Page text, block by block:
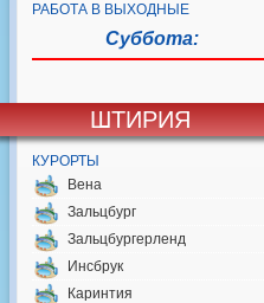
РАБОТА В ВЫХОДНЫЕ
Суббота:
ШТИРИЯ
КУРОРТЫ
Вена
Зальцбург
Зальцбургерленд
Инсбрук
Каринтия